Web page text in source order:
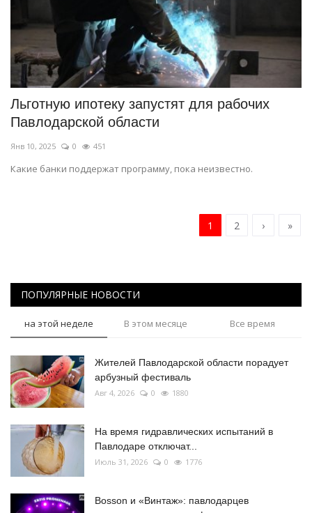
Льготную ипотеку запустят для рабочих
Павлодарской области
Янв 10, 2025 0 451
Какие банки поддержат программу, пока неизвестно.
1 2 › »
ПОПУЛЯРНЫЕ НОВОСТИ
на этой неделе В этом месяце Все время
Жителей Павлодарской области порадует
арбузный фестиваль
Авг 4, 2026 0 1880
На время гидравлических испытаний в
Павлодаре отключат...
Июль 31, 2026 0 1776
Bosson и «Винтаж»: павлодарцев